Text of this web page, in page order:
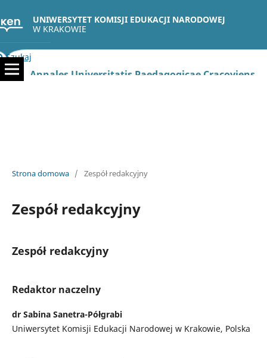
UNIWERSYTET KOMISJI EDUKACJI NARODOWEJ
W KRAKOWIE
Szukaj
Strona domowa / Zespół redakcyjny
Zespół redakcyjny
Zespół redakcyjny
Redaktor naczelny
dr Sabina Sanetra-Półgrabi
Uniwersytet Komisji Edukacji Narodowej w Krakowie, Polska